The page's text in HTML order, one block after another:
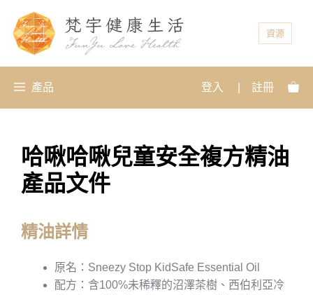
資源
產品 登入 註冊
哈啾哈啾兒童安全複方精油
產品文件
精油詳情
原名：Sneezy Stop KidSafe Essential Oil
配方：含100%未稀釋的沼澤茶樹、西伯利亞冷